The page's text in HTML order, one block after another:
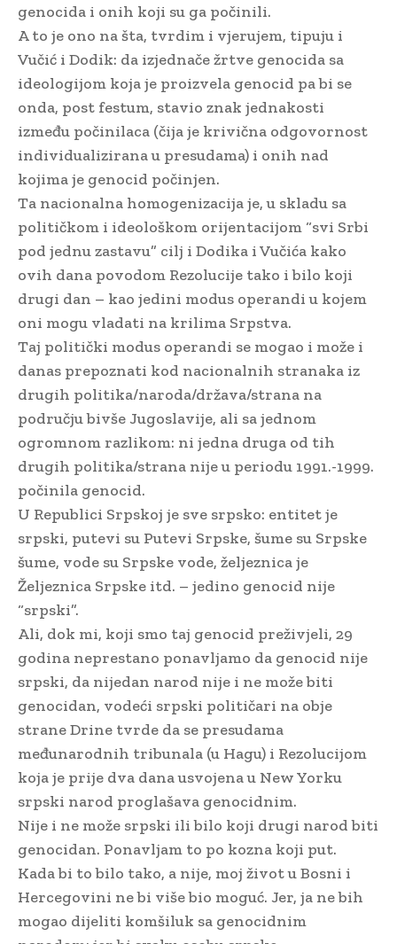
genocida i onih koji su ga počinili.
A to je ono na šta, tvrdim i vjerujem, tipuju i
Vučić i Dodik: da izjednače žrtve genocida sa
ideologijom koja je proizvela genocid pa bi se
onda, post festum, stavio znak jednakosti
između počinilaca (čija je krivična odgovornost
individualizirana u presudama) i onih nad
kojima je genocid počinjen.
Ta nacionalna homogenizacija je, u skladu sa
političkom i ideološkom orijentacijom “svi Srbi
pod jednu zastavu” cilj i Dodika i Vučića kako
ovih dana povodom Rezolucije tako i bilo koji
drugi dan – kao jedini modus operandi u kojem
oni mogu vladati na krilima Srpstva.
Taj politički modus operandi se mogao i može i
danas prepoznati kod nacionalnih stranaka iz
drugih politika/naroda/država/strana na
području bivše Jugoslavije, ali sa jednom
ogromnom razlikom: ni jedna druga od tih
drugih politika/strana nije u periodu 1991.-1999.
počinila genocid.
U Republici Srpskoj je sve srpsko: entitet je
srpski, putevi su Putevi Srpske, šume su Srpske
šume, vode su Srpske vode, željeznica je
Željeznica Srpske itd. – jedino genocid nije
“srpski”.
Ali, dok mi, koji smo taj genocid preživjeli, 29
godina neprestano ponavljamo da genocid nije
srpski, da nijedan narod nije i ne može biti
genocidan, vodeći srpski političari na obje
strane Drine tvrde da se presudama
međunarodnih tribunala (u Hagu) i Rezolucijom
koja je prije dva dana usvojena u New Yorku
srpski narod proglašava genocidnim.
Nije i ne može srpski ili bilo koji drugi narod biti
genocidan. Ponavljam to po kozna koji put.
Kada bi to bilo tako, a nije, moj život u Bosni i
Hercegovini ne bi više bio moguć. Jer, ja ne bih
mogao dijeliti komšiluk sa genocidnim